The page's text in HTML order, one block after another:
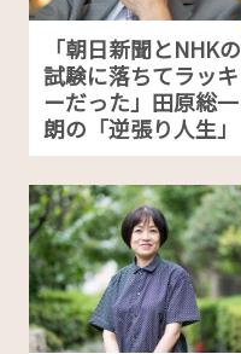
「朝日新聞とNHKの
試験に落ちてラッキ
ーだった」田原総一
朗の「逆張り人生」